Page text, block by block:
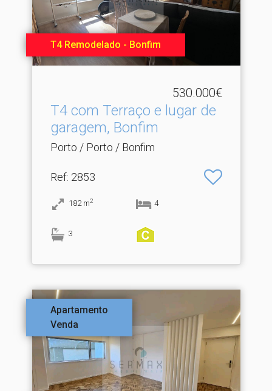
T4 Remodelado - Bonfim
530.000€
T4 com Terraço e lugar de
garagem, Bonfim
Porto / Porto / Bonfim
Ref: 2853
182 m2 4
3
Apartamento
Venda